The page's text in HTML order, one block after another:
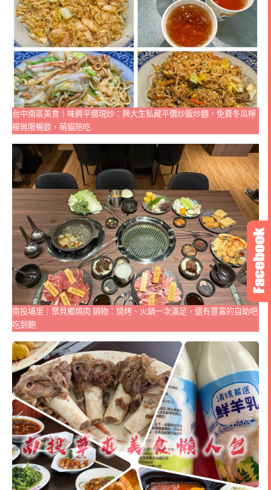
台中南區美食｜味興平價現炒：興大生私藏平價炒飯炒麵，免費冬瓜檸
檬無限暢飲，萌貓陪吃
南投埔里｜聚貝鄉燒肉 鍋物：燒烤、火鍋一次滿足，還有豐富的自助吧
吃到飽